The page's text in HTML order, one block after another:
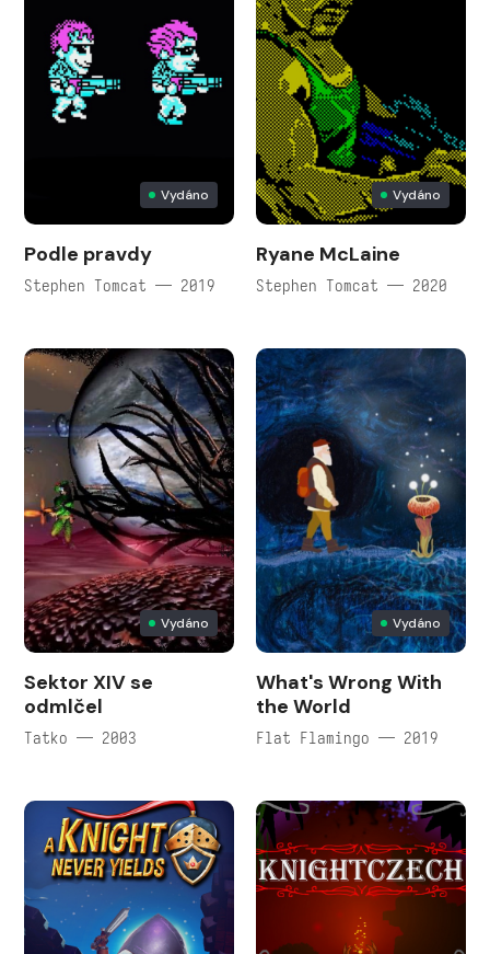
Vydáno
Podle pravdy
Stephen Tomcat — 2019
Vydáno
Ryane McLaine
Stephen Tomcat — 2020
Vydáno
Sektor XIV se
odmlčel
Tatko — 2003
Vydáno
What's Wrong With
the World
Flat Flamingo — 2019